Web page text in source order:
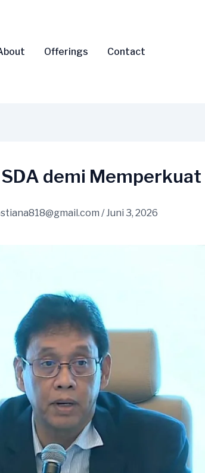
Offerings Contact
demi
/Juni 3, 2026